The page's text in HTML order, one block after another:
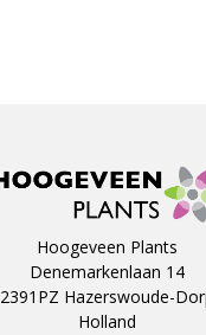
Hoogeveen Plants
Denemarkenlaan 14
2391PZ Hazerswoude-
Holland